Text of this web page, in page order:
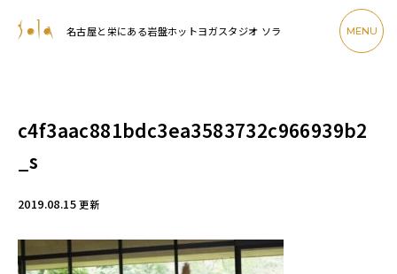
名古屋と栄にある岩盤ホットヨガスタジオ ソラ MENU
c4f3aac881bdc3ea3583732c966939b2
_s
2019.08.15更新